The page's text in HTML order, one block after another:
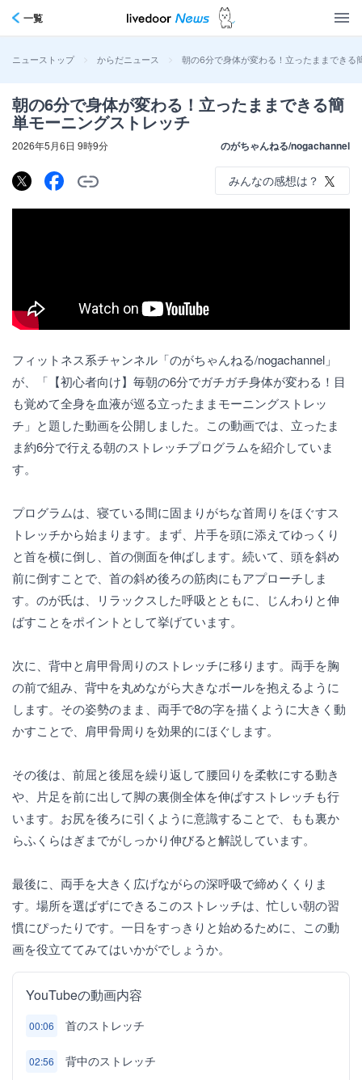
一覧
ニューストップ > からだニュース > 朝の6分で身体が変わる！立ったままできる
朝の6分で身体が変わる！立ったままできる簡
単モーニングストレッチ
2026年5月6日 9時9分 のがちゃんねる/nogachannel
みんなの感想は？
フィットネス系チャンネル「のがちゃんねる/nogachannel」
が、「【初心者向け】毎朝の6分でガチガチ身体が変わる！目
も覚めて全身を血液が巡る立ったままモーニングストレッ
チ」と題した動画を公開しました。この動画では、立ったま
ま約6分で行える朝のストレッチプログラムを紹介していま
す。
プログラムは、寝ている間に固まりがちな首周りをほぐすス
トレッチから始まります。まず、片手を頭に添えてゆっくり
と首を横に倒し、首の側面を伸ばします。続いて、頭を斜め
前に倒すことで、首の斜め後ろの筋肉にもアプローチしま
す。のが氏は、リラックスした呼吸とともに、じんわりと伸
ばすことをポイントとして挙げています。
次に、背中と肩甲骨周りのストレッチに移ります。両手を胸
の前で組み、背中を丸めながら大きなボールを抱えるように
します。その姿勢のまま、両手で8の字を描くように大きく動
かすことで、肩甲骨周りを効果的にほぐします。
その後は、前屈と後屈を繰り返して腰回りを柔軟にする動き
や、片足を前に出して脚の裏側全体を伸ばすストレッチも行
います。お尻を後ろに引くように意識することで、もも裏か
らふくらはぎまでがしっかり伸びると解説しています。
最後に、両手を大きく広げながらの深呼吸で締めくくりま
す。場所を選ばずにできるこのストレッチは、忙しい朝の習
慣にぴったりです。一日をすっきりと始めるために、この動
画を役立ててみてはいかがでしょうか。
YouTubeの動画内容
00:06 首のストレッチ
02:56 背中のストレッチ